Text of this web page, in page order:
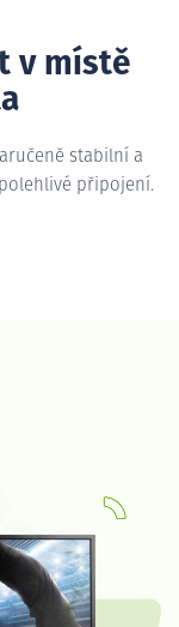
v místě
stabilní a
připojení.